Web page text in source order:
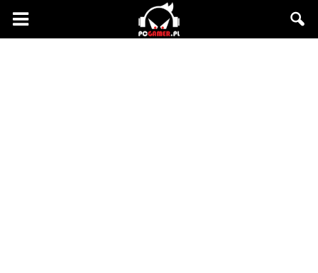
PCgamer.pl